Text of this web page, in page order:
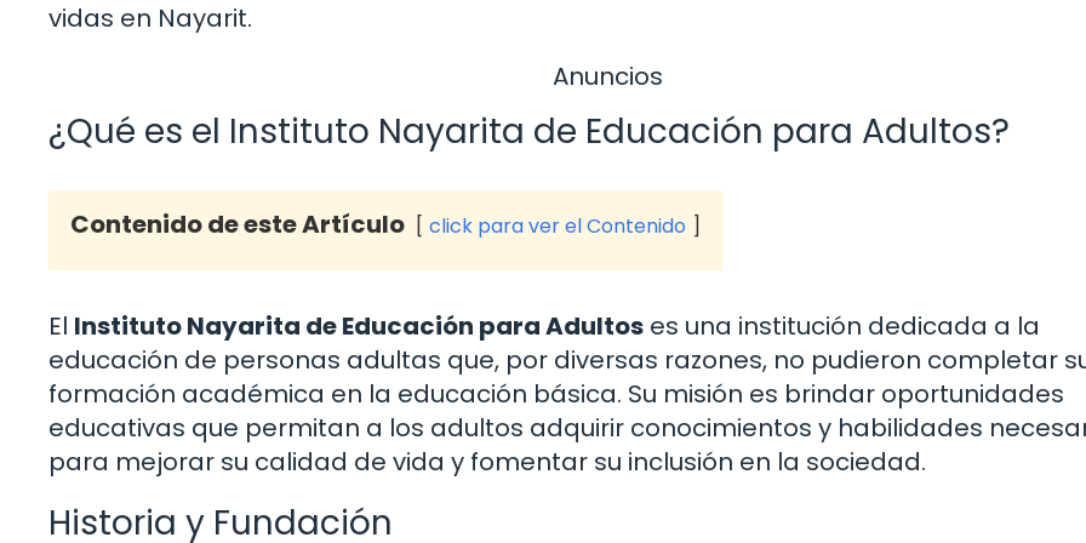
vidas en Nayarit.
Anuncios
¿Qué es el Instituto Nayarita de Educación para Adultos?
Contenido de este Artículo click para ver el Contenido
El Instituto Nayarita de Educación para Adultos es una institución dedicada a la
educación de personas adultas que, por diversas razones, no pudieron completar
formación académica en la educación básica. Su misión es brindar oportunidades
educativas que permitan a los adultos adquirir conocimientos y habilidades
para mejorar su calidad de vida y fomentar su inclusión en la sociedad.
Historia y Fundación